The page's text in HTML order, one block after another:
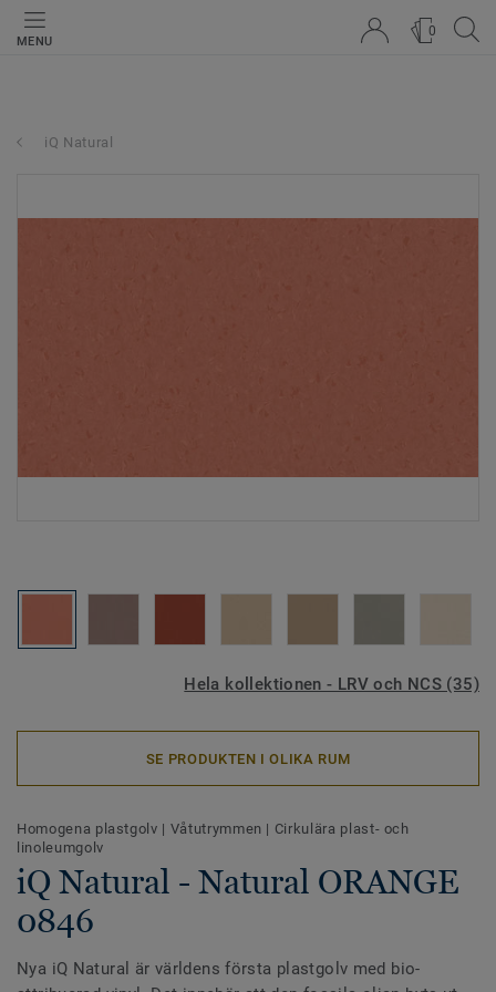
MENU
0
iQ Natural
Hela kollektionen - LRV och NCS (35)
SE PRODUKTEN I OLIKA RUM
Homogena plastgolv | Våtutrymmen | Cirkulära plast- och
linoleumgolv
iQ Natural - Natural ORANGE
0846
Nya iQ Natural är världens första plastgolv med bio-